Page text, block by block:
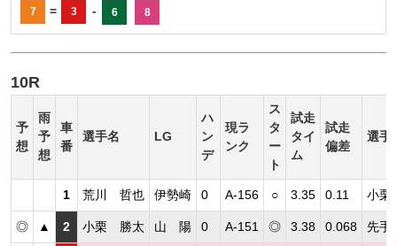
7 = 3 - 6 8
10R
予
想
雨
予
想
車
番
選手名 LG
ハ
ン
デ
現ラ
ンク
ス
タ
ー
ト
試走
タイ
ム
試走
偏差
選手
1 荒川 哲也 伊勢崎 0 A-156 ○ 3.35 0.11 小栗
◎ ▲ 2 小栗 勝太 山 陽 0 A-151 ◎ 3.38 0.068 先手